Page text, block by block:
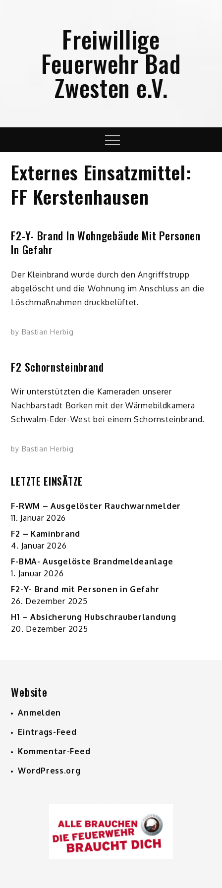
Freiwillige
Feuerwehr Bad
Zwesten e.V.
Menu
Externes Einsatzmittel:
FF Kerstenhausen
F2-Y- Brand In Wohngebäude Mit Personen
In Gefahr
Der Kleinbrand wurde durch den Angriffstrupp
abgelöscht und die Wohnung im Anschluss an die
Löschmaßnahmen druckbelüftet.
by Bastian Herbig
F2 Schornsteinbrand
Wir unterstützten die Kameraden unserer
Nachbarstadt Borken mit der Wärmebildkamera
Schwalm-Eder-West bei einem Schornsteinbrand.
by Bastian Herbig
LETZTE EINSÄTZE
F-RWM – Ausgelöster Rauchwarnmelder
11. Januar 2026
F2 – Kaminbrand
4. Januar 2026
F-BMA- Ausgelöste Brandmeldeanlage
1. Januar 2026
F2-Y- Brand mit Personen in Gefahr
26. Dezember 2025
H1 – Absicherung Hubschrauberlandung
20. Dezember 2025
Website
Anmelden
Eintrags-Feed
Kommentar-Feed
WordPress.org